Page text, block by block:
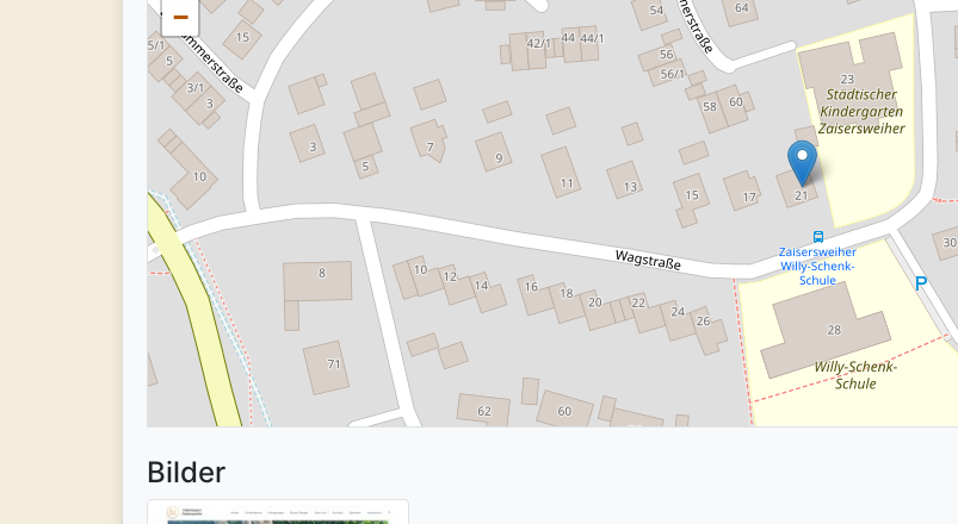
−
Bilder